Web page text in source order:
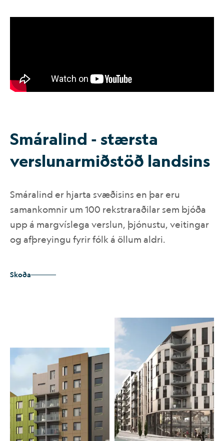
Smáralind - stærsta
versl­un­ar­mið­stöð lands­ins
Smáralind er hjarta svæðisins en þar eru
samankomnir um 100 rekstraraðilar sem bjóða
upp á margvíslega verslun, þjónustu, veitingar
og afþreyingu fyrir fólk á öllum aldri.
Skoða